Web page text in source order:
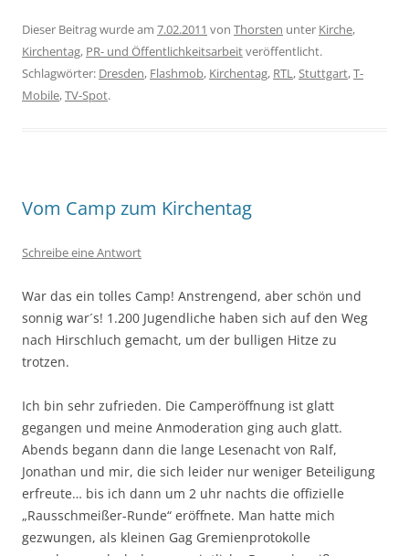
Dieser Beitrag wurde am 7.02.2011 von Thorsten unter Kirche,
Kirchentag, PR- und Öffentlichkeitsarbeitveröffentlicht.
Schlagwörter: Dresden, Flashmob, Kirchentag, RTL,Stuttgart,T-
Mobile,TV-Spot.
Vom Camp zum Kirchentag
Schreibe eine Antwort
War das ein tolles Camp! Anstrengend, aber schön und
sonnig war´s! 1.200 Jugendliche haben sich auf den Weg
nach Hirschluch gemacht, um der bulligen Hitze zu
trotzen.
Ich bin sehr zufrieden. Die Camperöffnung ist glatt
gegangen und meine Anmoderation ging auch glatt.
Abends begann dann die lange Lesenacht von Ralf,
Jonathan und mir, die sich leider nur weniger Beteiligung
erfreute… bis ich dann um 2 uhr nachts die offizielle
„Rausschmeißer-Runde“ eröffnete. Man hatte mich
gezwungen, als kleinen Gag Gremienprotokolle